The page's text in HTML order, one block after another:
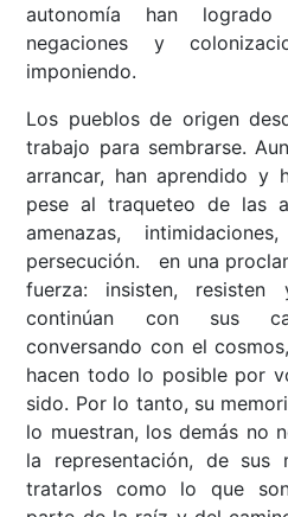
autonomía han
negaciones y
imponiendo.
Los pueblos de origen
trabajo para sembrarse.
arrancar, han aprendido y
pese al traqueteo de las
amenazas,
persecución. en una
fuerza: insisten,
continúan con sus
conversando con el
hacen todo lo posible por
sido. Por lo tanto, su
lo muestran, los demás no
la representación, de
tratarlos como lo que